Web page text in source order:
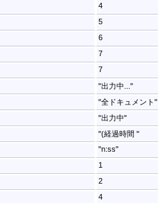
4
5
6
7
7
"出力中..."
"全ドキュメント"
"出力中"
"(経過時間 "
"n:ss"
1
2
4